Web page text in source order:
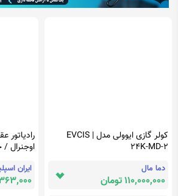
کولر گازی ایوولی مدل EVCIS |
24K-MD-2
دما مال
110,000,000 تومان
رادیاتور
اوجنرال
ایران
12,363,000